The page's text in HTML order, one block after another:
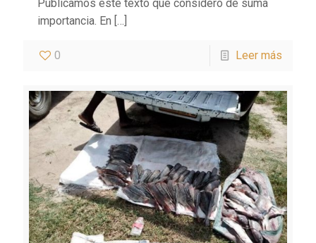
Publicamos este texto que considero de suma
importancia. En […]
0 Leer más